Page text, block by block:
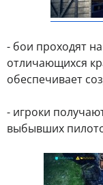
- бои проходят
отличающихся
обеспечивает
- игроки
выбывших